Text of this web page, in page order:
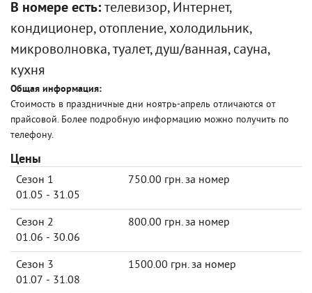
В номере есть: телевизор, Интернет,
кондиционер, отопление, холодильник,
микроволновка, туалет, душ/ванная, сауна,
кухня
Общая информация:
Стоимость в праздничные дни ноятрь-апрель отличаются от
прайсовой. Более подробную информацию можно получить по
телефону.
Цены
Сезон 1
01.05 - 31.05
750.00 грн. за номер
Сезон 2
01.06 - 30.06
800.00 грн. за номер
Сезон 3
01.07 - 31.08
1500.00 грн. за номер